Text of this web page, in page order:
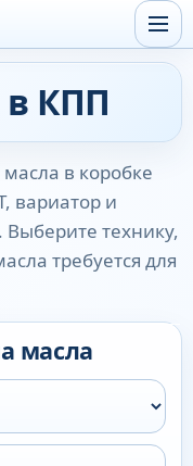
в КПП
в коробке
вариатор и
технику,
требуется для
масла